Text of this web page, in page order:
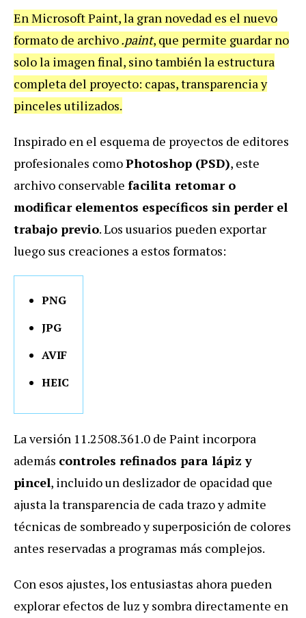
En Microsoft Paint, la gran novedad es el nuevo
formato de archivo.paint, que permite guardar no
solo la imagen final, sino también la estructura
completa del proyecto: capas, transparencia y
pinceles utilizados.
Inspirado en el esquema de proyectos de editores
profesionales comoPhotoshop (PSD), este
archivo conservable facilita retomar o
modificar elementos específicos sin perder el
trabajo previo. Los usuarios pueden exportar
luego sus creaciones a estos formatos:
PNG
JPG
AVIF
HEIC
La versión 11.2508.361.0 de Paint incorpora
además controles refinados para lápiz y
pincel, incluido un deslizador de opacidad que
ajusta la transparencia de cada trazo y admite
técnicas de sombreado y superposición de colores
antes reservadas a programas más complejos.
Con esos ajustes, los entusiastas ahora pueden
explorar efectos de luz y sombra directamente en